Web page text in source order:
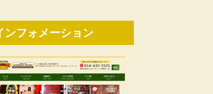
ンフォメーション